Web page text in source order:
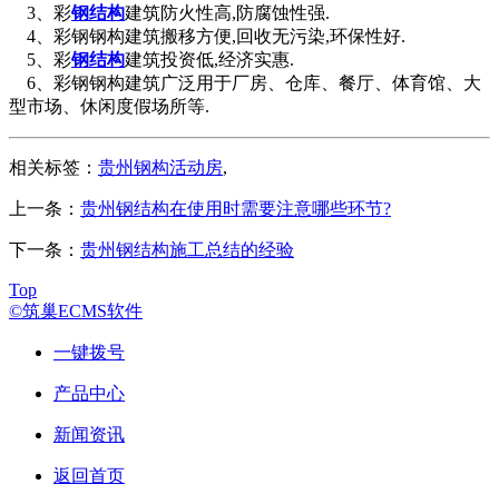
3、彩钢结构建筑防火性高,防腐蚀性强.
4、彩钢钢构建筑搬移方便,回收无污染,环保性好.
5、彩钢结构建筑投资低,经济实惠.
6、彩钢钢构建筑广泛用于厂房、仓库、餐厅、体育馆、大
型市场、休闲度假场所等.
相关标签： 贵州钢构活动房,
上一条： 贵州钢结构在使用时需要注意哪些环节?
下一条： 贵州钢结构施工总结的经验
Top
©筑巢ECMS软件
一键拨号
产品中心
新闻资讯
返回首页